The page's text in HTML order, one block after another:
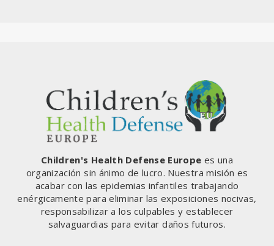
Children's Health Defense Europe es una
organización sin ánimo de lucro. Nuestra misión es
acabar con las epidemias infantiles trabajando
enérgicamente para eliminar las exposiciones nocivas,
responsabilizar a los culpables y establecer
salvaguardias para evitar daños futuros.